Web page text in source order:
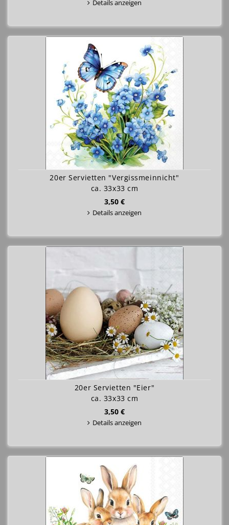
Details anzeigen
20er Servietten "Vergissmeinnicht"
ca. 33x33 cm
3,50 €
Details anzeigen
20er Servietten "Eier"
ca. 33x33 cm
3,50 €
Details anzeigen